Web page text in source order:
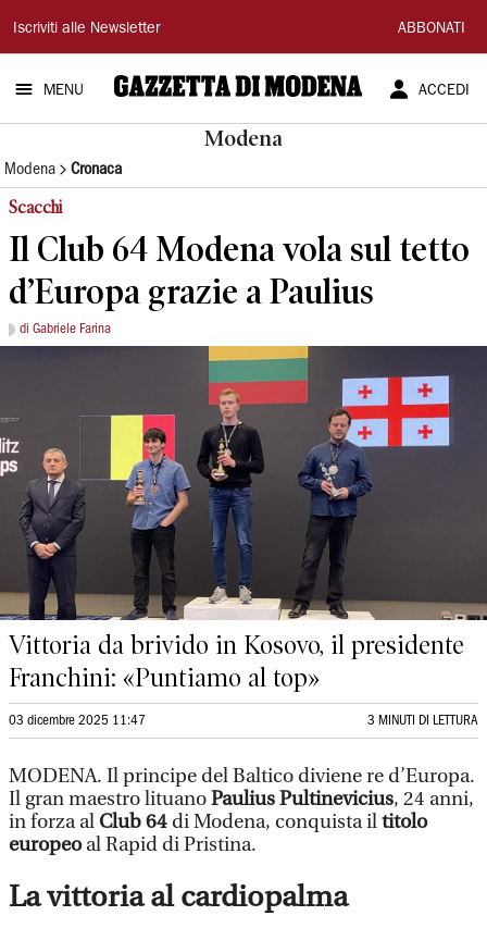
Gazzetta
di
Modena
Iscriviti alle Newsletter ABBONATI
MENU ACCEDI
Modena
Modena Cronaca
Scacchi
Il Club 64 Modena vola sul tetto
d’Europa grazie a Paulius
di Gabriele Farina
Vittoria da brivido in Kosovo, il presidente
Franchini: «Puntiamo al top»
03 dicembre 2025 11:47 3 MINUTI DI LETTURA
MODENA. Il principe del Baltico diviene re d’Europa.
Il gran maestro lituanoPaulius Pultinevicius, 24 anni,
in forza al Club 64 di Modena, conquista iltitolo
europeoal Rapid di Pristina.
La vittoria al cardiopalma